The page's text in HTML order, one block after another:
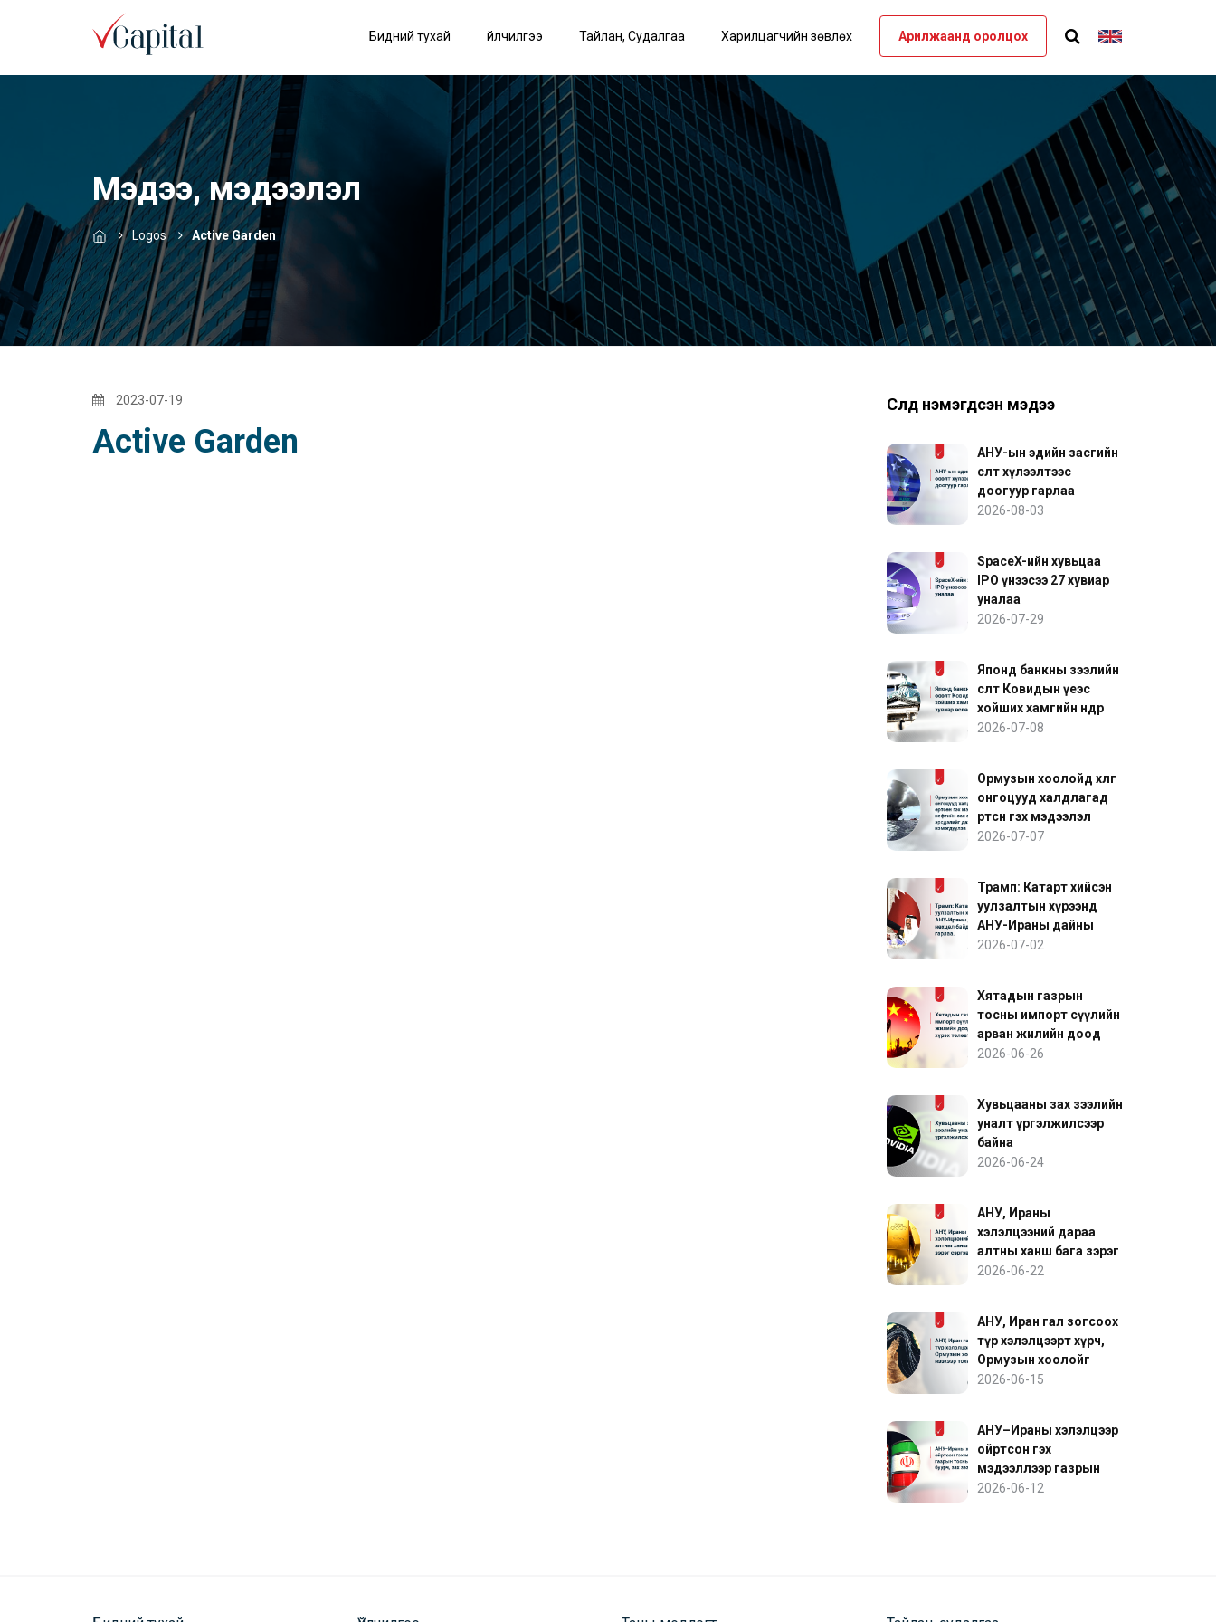
Бидний тухай Үйлчилгээ Тайлан, Судалгаа Харилцагчийн зөвлөх Арилжаанд оролцох
Мэдээ, мэдээлэл
Logos Active Garden
2023-07-19
Active Garden
Сүүлд нэмэгдсэн мэдээ
АНУ-ын эдийн засгийн
өсөлт хүлээлтээс
доогуур гарлаа
2026-08-03
SpaceX-ийн хувьцаа
IPO үнээсээ 27 хувиар
уналаа
2026-07-29
Японд банкны зээлийн
өсөлт Ковидын үеэс
хойших хамгийн өндөр
хувиар өслөө
2026-07-08
Ормузын хоолойд хөлөг
онгоцууд халдлагад
өртсөн гэх мэдээлэл
нефтийн зах зээлийн
2026-07-07
Трамп: Катарт хийсэн
уулзалтын хүрээнд
АНУ-Ираны дайны
нөхцөл байдалд ахиц
2026-07-02
Хятадын газрын
тосны импорт сүүлийн
арван жилийн доод
түвшинд хүрэх төлөвтэй
2026-06-26
Хувьцааны зах зээлийн
уналт үргэлжилсээр
байна
2026-06-24
АНУ, Ираны
хэлэлцээний дараа
алтны ханш бага зэрэг
сэргэв
2026-06-22
АНУ, Иран гал зогсоох
түр хэлэлцээрт хүрч,
Ормузын хоолойг
нээхээр тохиролцов
2026-06-15
АНУ–Ираны хэлэлцээр
ойртсон гэх
мэдээллээр газрын
тосны үнэ буурч, зах
2026-06-12